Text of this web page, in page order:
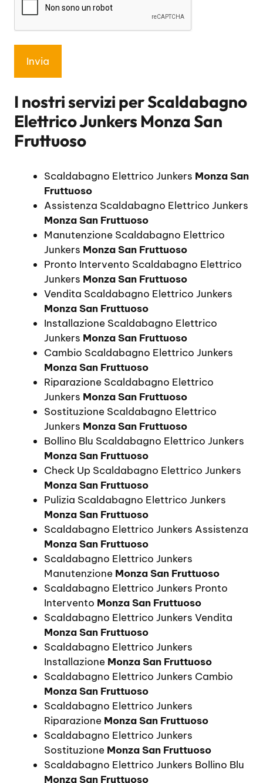
I nostri servizi perScaldabagno
Elettrico Junkers Monza San
Fruttuoso
Scaldabagno Elettrico Junkers Monza San
Fruttuoso
Assistenza Scaldabagno Elettrico Junkers
Monza San Fruttuoso
Manutenzione Scaldabagno Elettrico
Junkers Monza San Fruttuoso
Pronto Intervento Scaldabagno Elettrico
Junkers Monza San Fruttuoso
Vendita Scaldabagno Elettrico Junkers
Monza San Fruttuoso
Installazione Scaldabagno Elettrico
Junkers Monza San Fruttuoso
Cambio Scaldabagno Elettrico Junkers
Monza San Fruttuoso
Riparazione Scaldabagno Elettrico
Junkers Monza San Fruttuoso
Sostituzione Scaldabagno Elettrico
Junkers Monza San Fruttuoso
Bollino Blu Scaldabagno Elettrico Junkers
Monza San Fruttuoso
Check Up Scaldabagno Elettrico Junkers
Monza San Fruttuoso
Pulizia Scaldabagno Elettrico Junkers
Monza San Fruttuoso
Scaldabagno Elettrico Junkers Assistenza
Monza San Fruttuoso
Scaldabagno Elettrico Junkers
Manutenzione Monza San Fruttuoso
Scaldabagno Elettrico Junkers Pronto
Intervento Monza San Fruttuoso
Scaldabagno Elettrico Junkers Vendita
Monza San Fruttuoso
Scaldabagno Elettrico Junkers
Installazione Monza San Fruttuoso
Scaldabagno Elettrico Junkers Cambio
Monza San Fruttuoso
Scaldabagno Elettrico Junkers
Riparazione Monza San Fruttuoso
Scaldabagno Elettrico Junkers
Sostituzione Monza San Fruttuoso
Scaldabagno Elettrico Junkers Bollino Blu
Monza San Fruttuoso